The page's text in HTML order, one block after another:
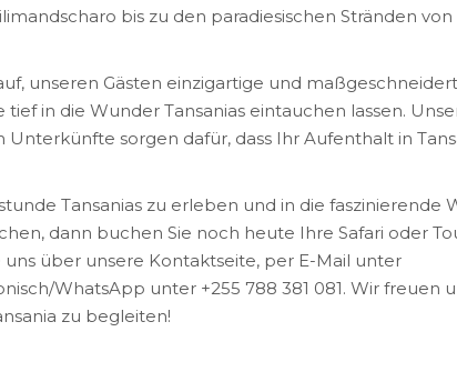
bis zu den paradiesischen Stränden von
unseren Gästen einzigartige und
tief in die Wunder Tansanias eintauchen lassen.
sorgen dafür, dass Ihr Aufenthalt in
Tansanias zu erleben und in die faszinierende
dann buchen Sie noch heute Ihre Safari oder
uns über unsere Kontaktseite, per E-Mail unter
WhatsApp unter +255 788 381 081. Wir freuen
zu begleiten!